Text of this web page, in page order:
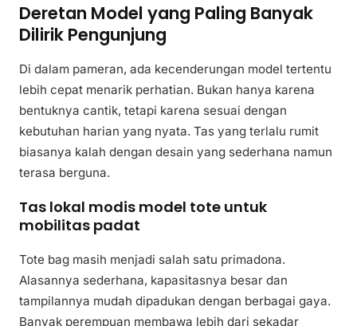
Deretan Model yang Paling Banyak
Dilirik Pengunjung
Di dalam pameran, ada kecenderungan model tertentu
lebih cepat menarik perhatian. Bukan hanya karena
bentuknya cantik, tetapi karena sesuai dengan
kebutuhan harian yang nyata. Tas yang terlalu rumit
biasanya kalah dengan desain yang sederhana namun
terasa berguna.
Tas lokal modis model tote untuk
mobilitas padat
Tote bag masih menjadi salah satu primadona.
Alasannya sederhana, kapasitasnya besar dan
tampilannya mudah dipadukan dengan berbagai gaya.
Banyak perempuan membawa lebih dari sekadar